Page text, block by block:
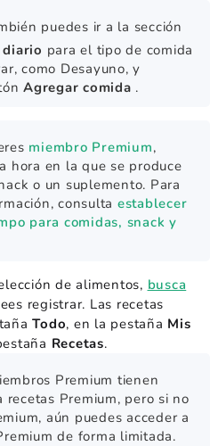
puedes ir a la sección
para el tipo de comida
como Desayuno, y
Agregar comida .
miembro Premium,
hora en la que se produce
o un suplemento. Para
consulta establecer
para comidas, snack y
de alimentos, busca
registrar. Las recetas
Todo, en la pestaña Mis
Recetas.
Premium tienen
recetas Premium, pero si no
aún puedes acceder a
de forma limitada.